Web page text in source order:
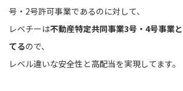
号・2号許可事業であるのに対して、
レベチーは不動産特定共同事業3号・4号事業
てるので、
レベル違いな安全性と高配当を実現してます。